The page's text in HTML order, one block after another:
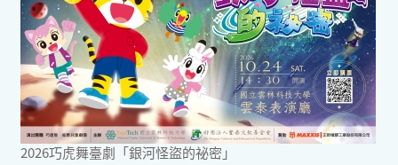
2026巧虎舞臺劇「銀河怪盜的祕密」